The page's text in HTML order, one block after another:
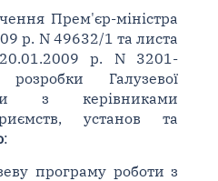
Прем'єр-міністра
р. N 49632/1 та листа
р. N 3201-
Галузевої
з керівниками
установ та
:
програму роботи з